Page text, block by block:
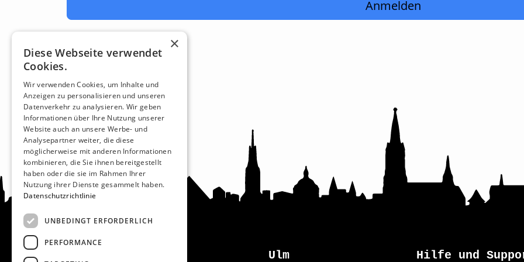
Anmelden
Ulm Hilfe und
×
Diese Webseite verwendet
Cookies.
Wir verwenden Cookies, um Inhalte und
Anzeigen zu personalisieren und unseren
Datenverkehr zu analysieren. Wir geben
Informationen über Ihre Nutzung unserer
Website auch an unsere Werbe- und
Analysepartner weiter, die diese
möglicherweise mit anderen Informationen
kombinieren, die Sie ihnen bereitgestellt
haben oder die sie im Rahmen Ihrer
Nutzung ihrer Dienste gesammelt haben.
Datenschutzrichtlinie
UNBEDINGT ERFORDERLICH
PERFORMANCE